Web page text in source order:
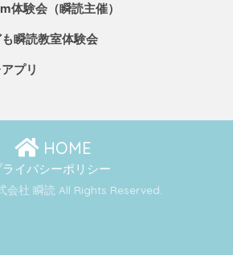
体験会（瞬読主催）
瞬読教室体験会
プリ
HOME
ライバシーポリシー
会社 瞬読 All Rights Reserved.